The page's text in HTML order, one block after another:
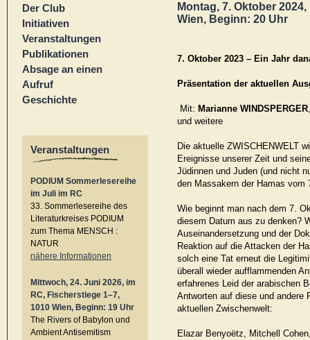
Der Club
Initiativen
Veranstaltungen
Publikationen
Absage an einen
Aufruf
Geschichte
Veranstaltungen
PODIUM Sommerlesereihe
im Juli im RC
33. Sommerlesereihe des
Literaturkreises PODIUM
zum Thema MENSCH :
NATUR
nähere Informationen
Mittwoch, 24. Juni 2026, im
RC, Fischerstiege 1–7,
1010 Wien, Beginn: 19 Uhr
The Rivers of Babylon und
Ambient Antisemitism
Montag, 7. Oktober
Wien, Beginn: 20 Uhr
7. Oktober 2023 – Ein Jahr
Präsentation der aktuellen
Mit: Marianne WINDSPERGER
und weitere
Die aktuelle ZWISCHENWELT
Ereignisse unserer Zeit und
Jüdinnen und Juden (und nicht
den Massakern der Hamas vom
Wie beginnt man nach dem 7.
diesem Datum aus zu denken?
Auseinandersetzung und der
Reaktion auf die Attacken der
solch eine Tat erneut die
überall wieder aufflammenden
erfahrenes Leid der arabischen
Antworten auf diese und andere
aktuellen Zwischenwelt:
Elazar Benyoëtz, Mitchell